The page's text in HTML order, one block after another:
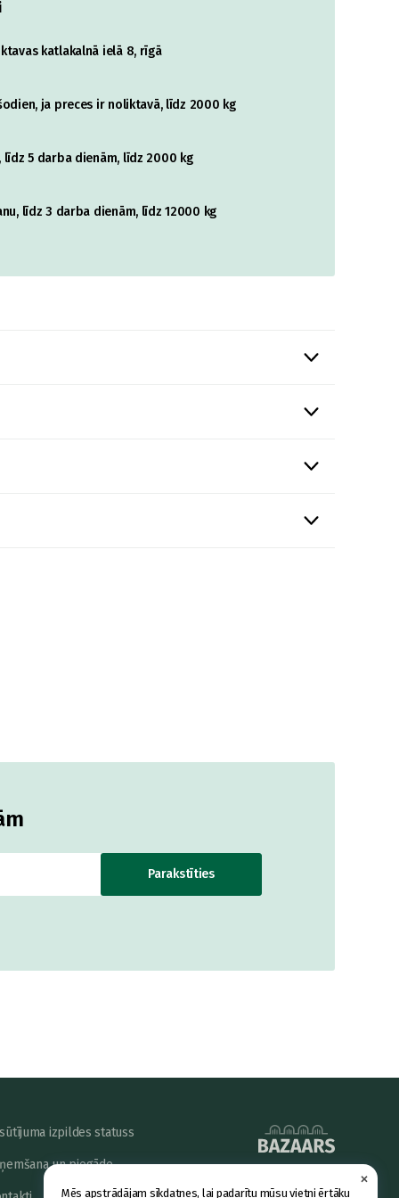
×
Mēs apstrādājam sīkdatnes, lai padarītu mūsu vietni ērtāku
katlakalnā ielā 8, rīgā
ja preces ir noliktavā, līdz 2000 kg
5 darba dienām, līdz 2000 kg
līdz 3 darba dienām, līdz 12000 kg
Parakstīties
izpildes statuss
un piegāde